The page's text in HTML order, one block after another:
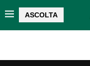
ASCOLTA